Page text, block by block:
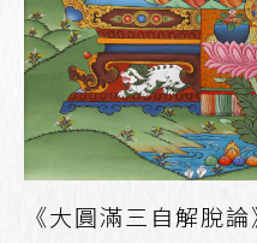
《大圓滿三自解脫